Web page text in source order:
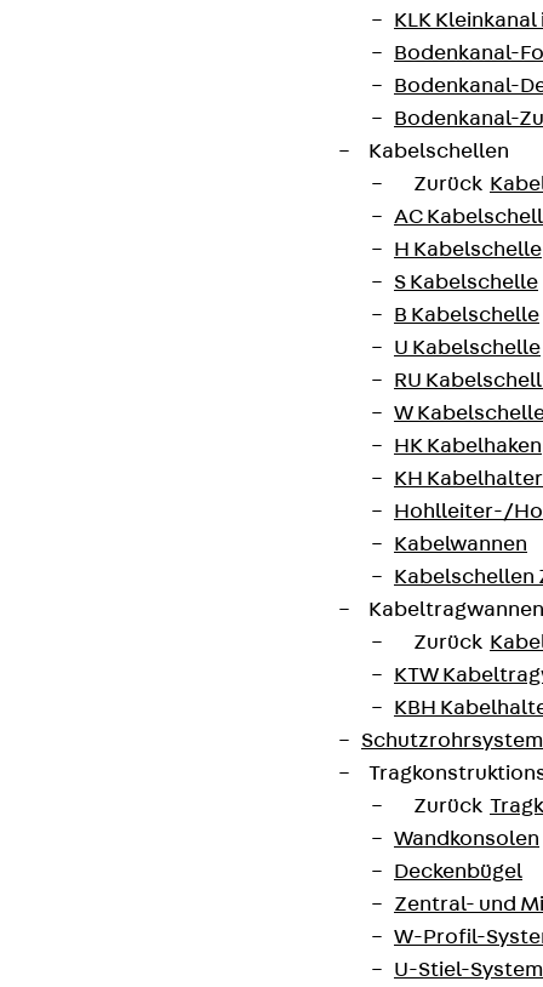
KLK
Bodenkanal-
Bodenkanal-
Bodenkanal-
Kabelschellen
Zurück
AC
H Kabelschelle
S Kabelschelle
B Kabelschelle
U Kabelschelle
RU
W
HK Kabelhaken
KH Kabelhalter
Hohlleiter-/
Kabelwannen
Kabelschellen
Zurück
KTW
KBH
Zurück
Wandkonsolen
Deckenbügel
Zentral- und
W-Profil-
U-Stiel-System